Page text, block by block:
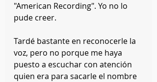
"American Recording". Yo no lo
pude creer.
Tardé bastante en reconocerle la
voz, pero no porque me haya
puesto a escuchar con atención
quien era para sacarle el nombre